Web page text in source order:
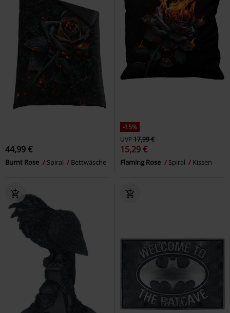
44,99 €
Burnt Rose Spiral Bettwäsche
-15%
UVP17,99 €
15,29 €
Flaming Rose Spiral Kissen